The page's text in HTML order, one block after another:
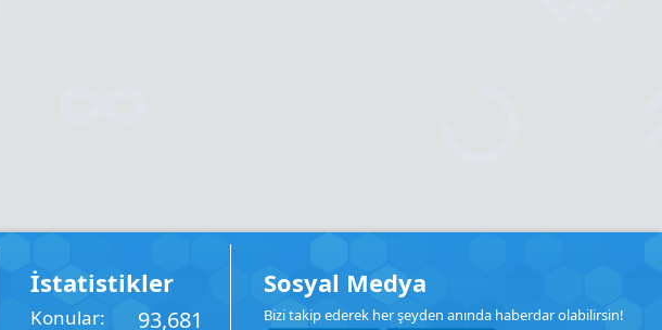
İstatistikler
Konular 93,681
Sosyal Medya
Bizi takip ederek her şeyden anında haberdar olabilirsin!